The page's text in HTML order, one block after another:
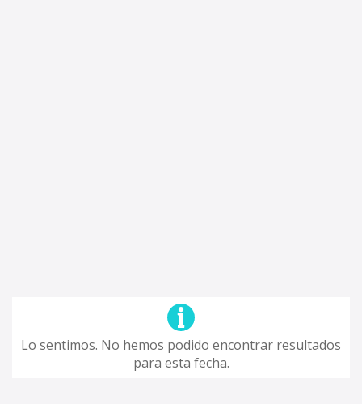
Lo sentimos. No hemos podido encontrar resultados
para esta fecha.